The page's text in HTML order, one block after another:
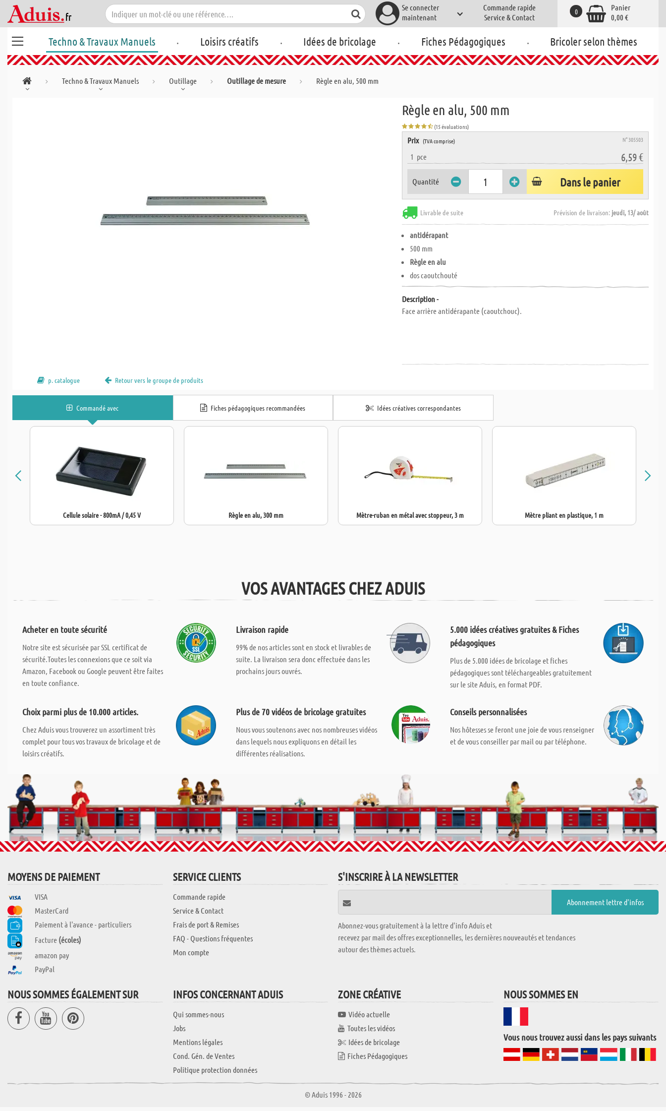
Se connecter
maintenant
Commande rapide
Service & Contact
Panier
0,00 €
0
Techno & Travaux Manuels . Loisirs créatifs . Idées de bricolage . Fiches Pédagogiques . Bricoler selon thèmes
Techno & Travaux Manuels Outillage Outillage de mesure Règle en alu, 500 mm
Règle en alu, 500 mm
(15 évaluations)
Prix (TVA comprise) N° 305503
1 pce 6,59 €
Quantité Dans le panier
Livrable de suite Prévision de livraison: jeudi, 13/ août
antidérapant
500 mm
Règle en alu
dos caoutchouté
Description -
Face arrière antidérapante (caoutchouc).
p. catalogue Retour vers le groupe de produits
Commandé avec Fiches pédagogiques recommandées Idées créatives correspondantes
Cellule solaire - 800mA / 0,45 V Règle en alu, 300 mm Mètre-ruban en métal avec stoppeur, 3 m Mètre pliant en plastique, 1 m
VOS AVANTAGES CHEZ ADUIS
Acheter en toute sécurité
Notre site est sécurisée par SSL certificat de
sécurité.Toutes les connexions que ce soit via
Amazon, Facebook ou Google peuvent être faites
en toute confiance.
Livraison rapide
99% de nos articles sont en stock et livrables de
suite. La livraison sera donc effectuée dans les
prochains jours ouvrés.
5.000 idées créatives gratuites & Fiches
pédagogiques
Plus de 5.000 idées de bricolage et fiches
pédagogiques sont téléchargeables gratuitement
sur le site Aduis, en format PDF.
Choix parmi plus de 10.000 articles.
Chez Aduis vous trouverez un assortiment très
complet pour tous vos travaux de bricolage et de
loisirs créatifs.
Plus de 70 vidéos de bricolage gratuites
Nous vous soutenons avec nos nombreuses vidéos
dans lequels nous expliquons en détail les
différentes réalisations.
Conseils personnalisées
Nos hôtesses se feront une joie de vous renseigner
et de vous conseiller par mail ou par téléphone.
MOYENS DE PAIEMENT
VISA
MasterCard
Paiement à l'avance - particuliers
Facture (écoles)
amazon pay
PayPal
SERVICE CLIENTS
Commande rapide
Service & Contact
Frais de port & Remises
FAQ - Questions fréquentes
Mon compte
S'INSCRIRE À LA NEWSLETTER
Abonnez-vous gratuitement à la lettre d'info Aduis et
recevez par mail des offres exceptionnelles, les dernières nouveautés et tendances
autour des thèmes actuels.
NOUS SOMMES ÉGALEMENT SUR INFOS CONCERNANT ADUIS
Qui sommes-nous
Jobs
Mentions légales
Cond. Gén. de Ventes
Politique protection données
ZONE CRÉATIVE
Vidéo actuelle
Toutes les vidéos
Idées de bricolage
Fiches Pédagogiques
NOUS SOMMES EN
Vous nous trouvez aussi dans les pays suivants
© Aduis 1996 - 2026